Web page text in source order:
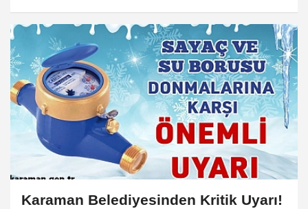
Karaman Belediyesinden Kritik Uyarı!